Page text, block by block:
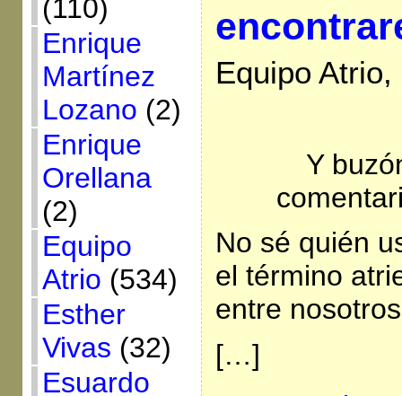
(110)
Enrique
Martínez
Lozano (2)
Enrique
Orellana
(2)
Equipo
Atrio (534)
Esther
Vivas (32)
Esuardo
Equipo
Y
No sé quién
el término
entre
[…]